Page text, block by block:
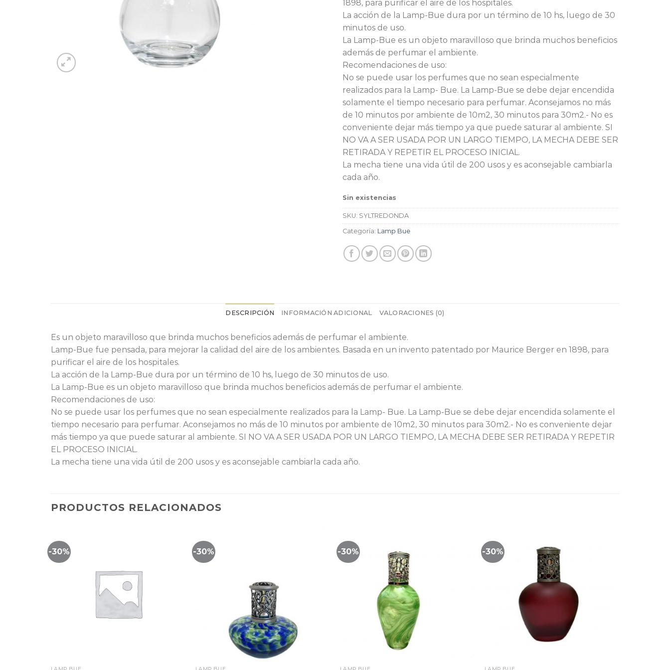
1898, para purificar el aire de los hospitales.
La acción de la Lamp-Bue dura por un término de 10 hs, luego de 30
minutos de uso.
La Lamp-Bue es un objeto maravilloso que brinda muchos beneficios
además de perfumar el ambiente.
Recomendaciones de uso:
No se puede usar los perfumes que no sean especialmente
realizados para la Lamp- Bue. La Lamp-Bue se debe dejar encendida
solamente el tiempo necesario para perfumar. Aconsejamos no más
de 10 minutos por ambiente de 10m2, 30 minutos para 30m2.- No es
conveniente dejar más tiempo ya que puede saturar al ambiente. SI
NO VA A SER USADA POR UN LARGO TIEMPO, LA MECHA DEBE SER
RETIRADA Y REPETIR EL PROCESO INICIAL.
La mecha tiene una vida útil de 200 usos y es aconsejable cambiarla
cada año.
Sin existencias
SKU: SYLTREDONDA
Categoría: Lamp Bue
DESCRIPCIÓN INFORMACIÓN ADICIONAL VALORACIONES (0)
Es un objeto maravilloso que brinda muchos beneficios además de perfumar el ambiente.
Lamp-Bue fue pensada, para mejorar la calidad del aire de los ambientes. Basada en un invento patentado por Maurice Berger en 1898, para
purificar el aire de los hospitales.
La acción de la Lamp-Bue dura por un término de 10 hs, luego de 30 minutos de uso.
La Lamp-Bue es un objeto maravilloso que brinda muchos beneficios además de perfumar el ambiente.
Recomendaciones de uso:
No se puede usar los perfumes que no sean especialmente realizados para la Lamp- Bue. La Lamp-Bue se debe dejar encendida solamente el
tiempo necesario para perfumar. Aconsejamos no más de 10 minutos por ambiente de 10m2, 30 minutos para 30m2.- No es conveniente dejar
más tiempo ya que puede saturar al ambiente. SI NO VA A SER USADA POR UN LARGO TIEMPO, LA MECHA DEBE SER RETIRADA Y REPETIR
EL PROCESO INICIAL.
La mecha tiene una vida útil de 200 usos y es aconsejable cambiarla cada año.
PRODUCTOS RELACIONADOS
-30% -30% -30% -30%